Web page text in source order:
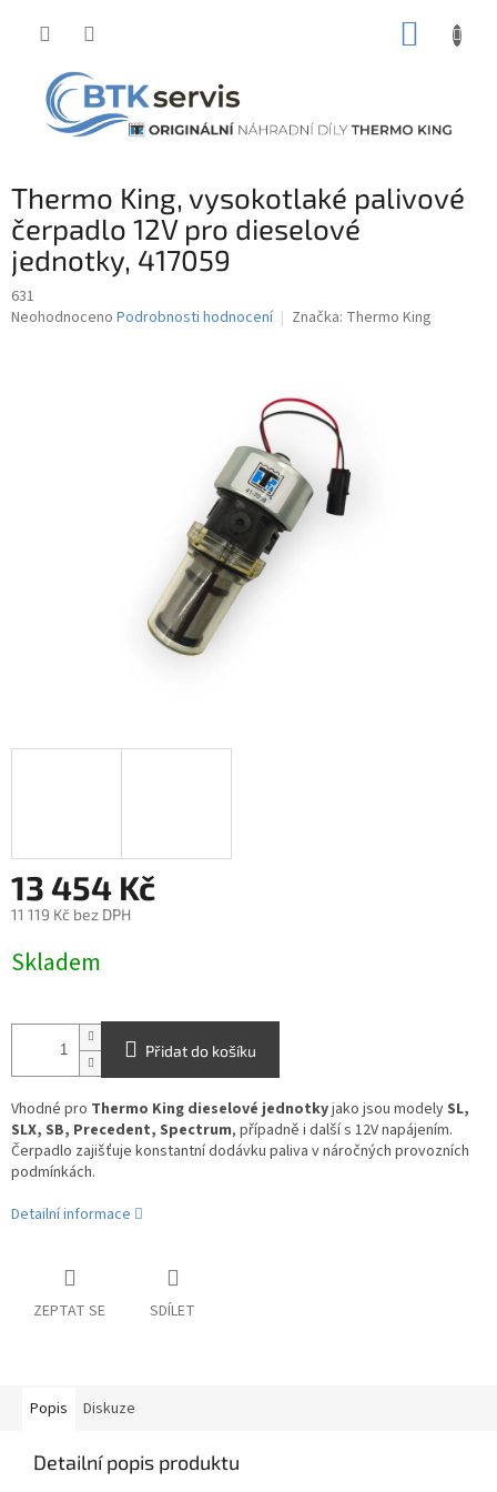
Thermo King, vysokotlaké palivové
čerpadlo 12V pro dieselové
jednotky, 417059
631
Průměrné
Neohodnoceno Podrobnosti hodnocení Značka: Thermo King
13 454 Kč
11 119 Kč bez DPH
cena:
Skladem
Přidat do košíku
Vhodné pro Thermo King dieselové jednotkyjako jsou modelySL,
SLX, SB, Precedent, Spectrum, případně i další s 12V napájením.
Čerpadlo zajišťuje konstantní dodávku paliva v náročných provozních
podmínkách.
Detailní informace
ZEPTAT SE SDÍLET
Popis Diskuze
Detailní popis produktu